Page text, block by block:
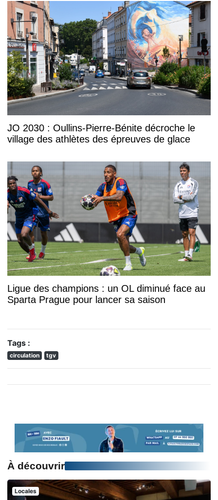
JO 2030 : Oullins-Pierre-Bénite décroche le
village des athlètes des épreuves de glace
Ligue des champions : un OL diminué face au
Sparta Prague pour lancer sa saison
Tags :
circulation tgv
À découvrir
Locales